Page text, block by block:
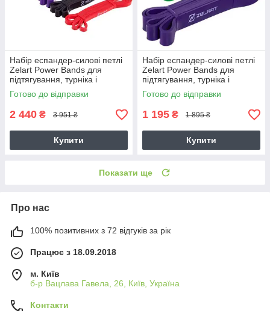
Набір еспандер-силові петлі
Zelart Power Bands для
підтягування, турніка і
тренувань (FI-2606)
Готово до відправки
2 440 ₴ 3 951 ₴
Купити
Набір еспандер-силові петлі
Zelart Power Bands для
підтягування, турніка і
тренувань (FI-2606)
Готово до відправки
1 195 ₴ 1 895 ₴
Купити
Показати ще
Про нас
100% позитивних з 72 відгуків за рік
Працює з 18.09.2018
м. Київ
б-р Вацлава Гавела, 26, Київ, Україна
Контакти